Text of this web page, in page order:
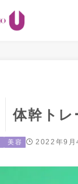
体幹ト
美容 2022年9月